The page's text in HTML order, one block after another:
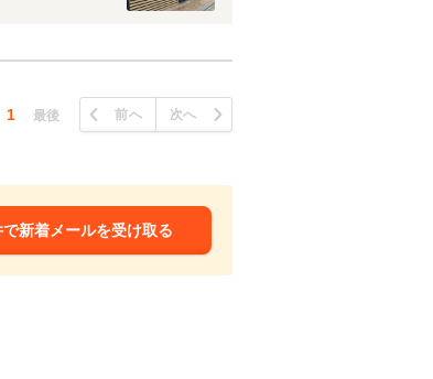
1 最後 前へ 次へ
新着メールを受け取る